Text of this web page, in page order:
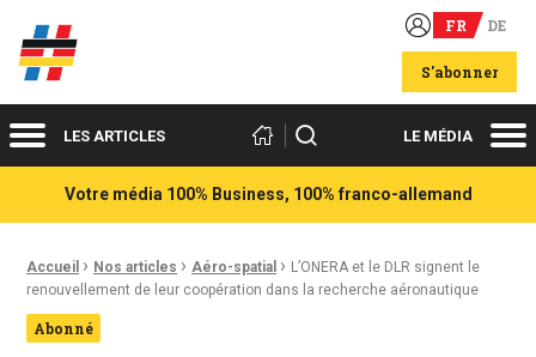
Acteurs du franco-allemand FR DE
S'abonner
MenuLES ARTICLES Rechercher LE MÉDIA
Votre média 100% Business, 100% franco-allemand
Fil d'Ariane :
Accueil › Nos articles › Aéro-spatial › L’ONERA et le DLR signent le
renouvellement de leur coopération dans la recherche aéronautique
Abonné